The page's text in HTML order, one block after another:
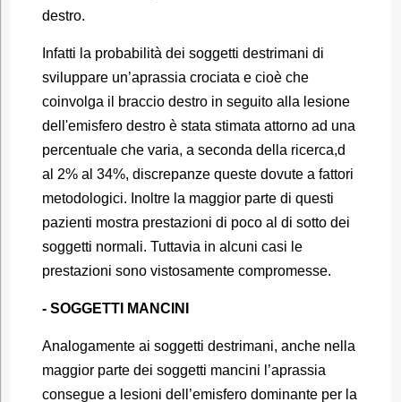
destro.
Infatti la probabilità dei soggetti destrimani di
sviluppare un’aprassia crociata e cioè che
coinvolga il braccio destro in seguito alla lesione
dell'emisfero destro è stata stimata attorno ad una
percentuale che varia, a seconda della ricerca,d
al 2% al 34%, discrepanze queste dovute a fattori
metodologici. Inoltre la maggior parte di questi
pazienti mostra prestazioni di poco al di sotto dei
soggetti normali. Tuttavia in alcuni casi le
prestazioni sono vistosamente compromesse.
- SOGGETTI MANCINI
Analogamente ai soggetti destrimani, anche nella
maggior parte dei soggetti mancini l’aprassia
consegue a lesioni dell’emisfero dominante per la